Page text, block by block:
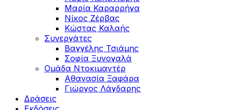
Μαρία Καραρρήγα
Νίκος Ζέρβας
Κώστας Καλαής
Συνεργάτες
Βαγγέλης Τσιάμης
Σοφία Ξυνογαλά
Ομάδα Ντοκιμαντέρ
Αθανασία Ξαφάρα
Γιώργος Λάγδαρης
Δράσεις